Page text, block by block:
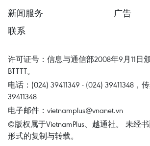
新闻服务
广告
联系
许可证号：信息与通信部2008年9月11日
BTTTT。
电话：(024) 39411349 - (024) 39411348，
39411348
电子邮件： vietnamplus@vnanet.vn
©版权属于VietnamPlus、越通社。 未经
形式的复制与转载。